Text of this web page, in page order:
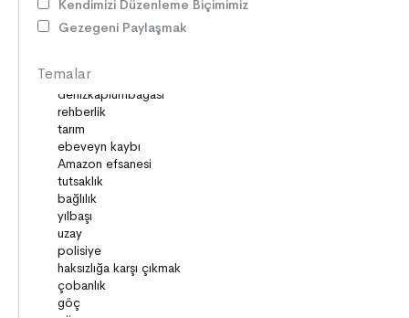
LİDERLER
HAKLAR
DEMOKRASİ
BİLİM ve TEKNOLOJİ
KÜLTÜRLER
DİLİMİZİN ZENGİNLİĞİ
KİŞİSEL GELİŞİM
SAĞLIK
MİLLİ MÜCADELE
OKUMA KÜLTÜRÜ
GELENEKLER
ERDEMLER
Kendimizi Düzenleme Biçimimiz
Gezegeni Paylaşmak
Temalar